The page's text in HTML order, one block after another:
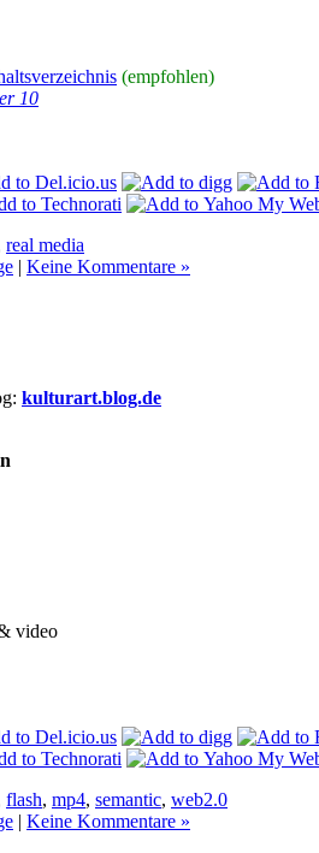
(empfohlen)
10
real media
| Keine Kommentare »
kulturart.blog.de
video
flash, mp4, semantic, web2.0
| Keine Kommentare »